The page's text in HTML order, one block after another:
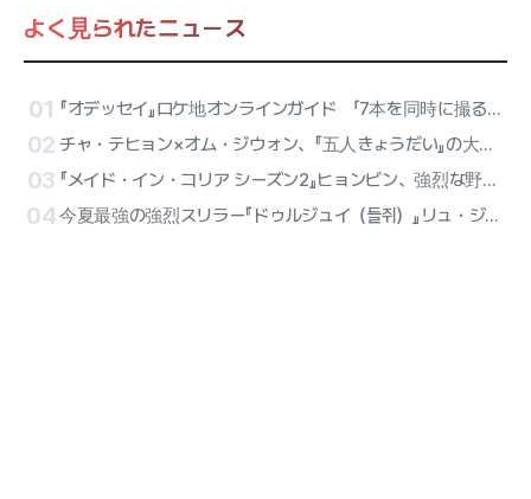
よく見られたニュース
01 『オデッセイ』ロケ地オンラインガイド 「7本を同時に撮る感覚」とマット・デイモン
02 チャ・テヒョン×オム・ジウォン、『五人きょうだい』の大家族夫婦！Netflix映画『復職警察』制作確定
03 『メイド・イン・コリア シーズン2』ヒョンビン、強烈な野望が爆発 『ペク・ギテ』のキャラクタースチル公開
04 今夏最強の強烈スリラー『ドゥルジュイ（들쥐）』リュ・ジュンヨル×ソル・ギョング×イ・ギュヒョン キャラクタースチール公開